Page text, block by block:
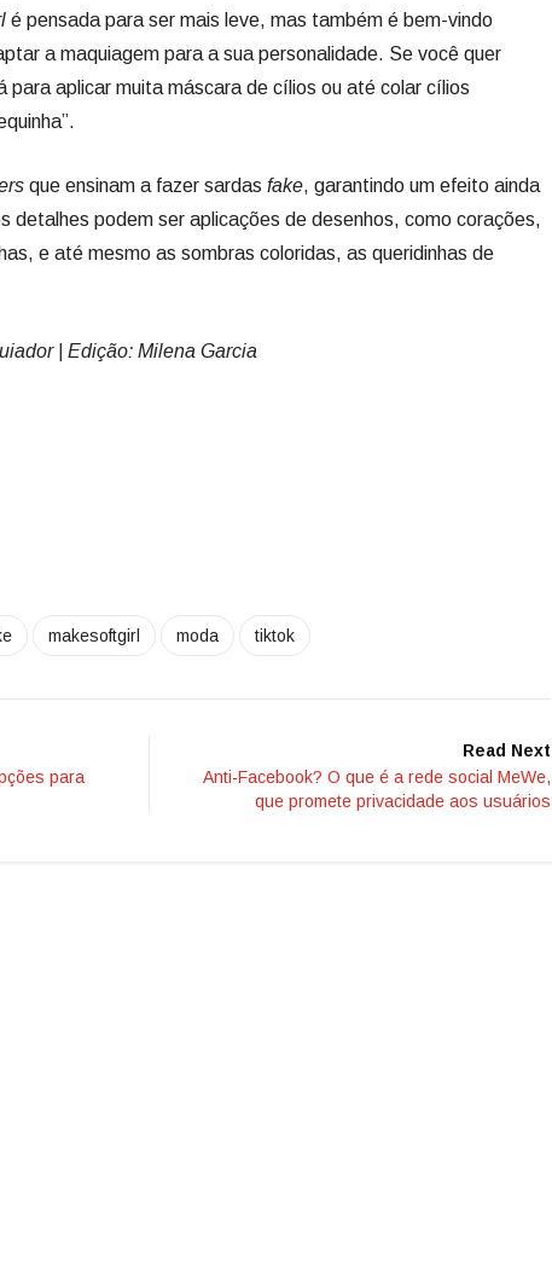
é pensada para ser mais leve, mas também é bem-vindo
a maquiagem para a sua personalidade. Se você quer
para aplicar muita máscara de cílios ou até colar cílios
que ensinam a fazer sardas fake, garantindo um efeito ainda
detalhes podem ser aplicações de desenhos, como corações,
e até mesmo as sombras coloridas, as queridinhas de
| Edição: Milena Garcia
makesoftgirl moda tiktok
para
Read Next
Anti-Facebook? O que é a rede social MeWe,
que promete privacidade aos usuários